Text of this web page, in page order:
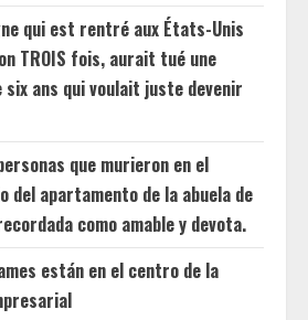
qui est rentré aux États-Unis
TROIS fois, aurait tué une
ans qui voulait juste devenir
que murieron en el
del apartamento de la abuela de
como amable y devota.
están en el centro de la